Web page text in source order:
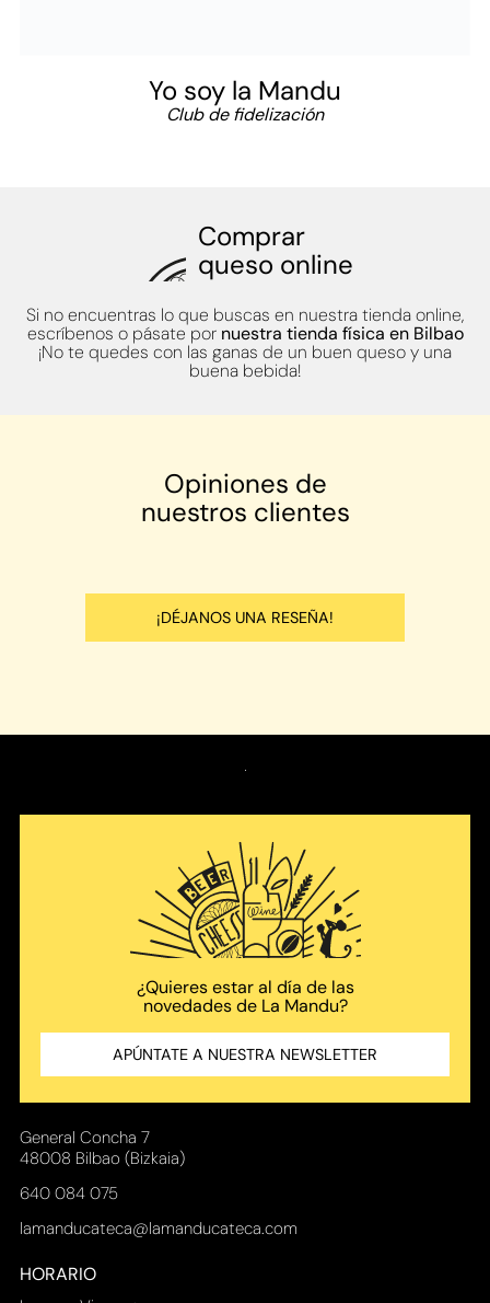
Yo soy la Mandu
Club de fidelización
Comprar
queso online
Si no encuentras lo que buscas en nuestra tienda online,
escríbenos o pásate por nuestra tienda física en Bilbao
¡No te quedes con las ganas de un buen queso y una
buena bebida!
Opiniones de
nuestros clientes
¡DÉJANOS UNA RESEÑA!
¿Quieresestar al día de las
novedadesde La Mandu?
APÚNTATE A NUESTRA NEWSLETTER
General Concha 7
48008 Bilbao (Bizkaia)
640 084 075
lamanducateca@lamanducateca.com
HORARIO